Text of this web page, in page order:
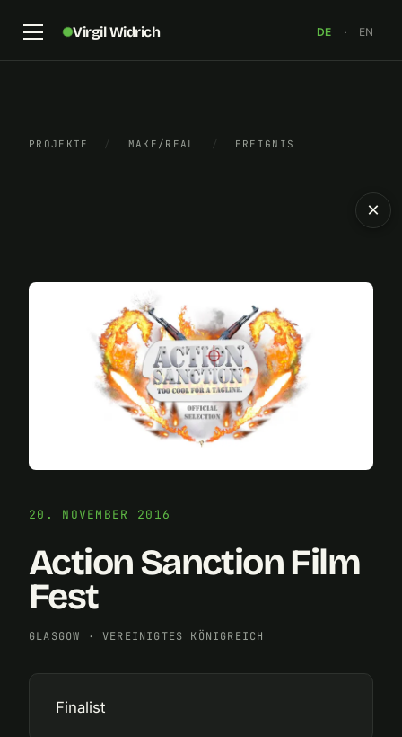
Virgil Widrich DE · EN
PROJEKTE / MAKE/REAL / EREIGNIS
20. NOVEMBER 2016
Action Sanction Film
Fest
GLASGOW ·VEREINIGTES KÖNIGREICH
Finalist
×